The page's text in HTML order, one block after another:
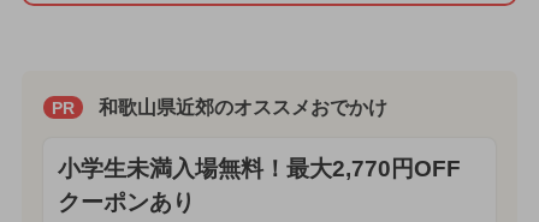
PR 和歌山県近郊のオススメおでかけ
小学生未満入場無料！最大2,770円OFF
クーポンあり